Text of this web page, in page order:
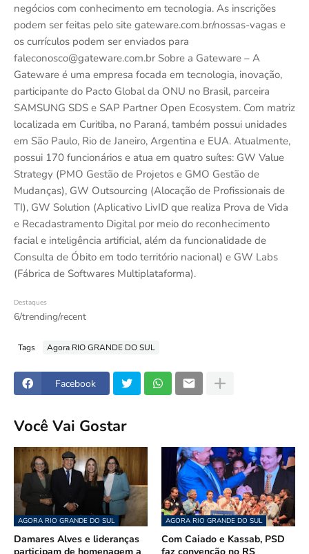
negócios com conhecimento em tecnologia. As inscrições
podem ser feitas pelo site gateware.com.br/nossas-vagas e
os currículos podem ser enviados para
faleconosco@gateware.com.br Sobre a Gateware – A
Gateware é uma empresa focada em tecnologia, inovação,
participante do Pacto Global da ONU no Brasil, parceira
SAMSUNG SDS e SAP Partner Open Ecosystem. Com matriz
localizada em Curitiba, no Paraná, também possui unidades
em São Paulo, Rio de Janeiro, Argentina e EUA. Atualmente,
possui 170 funcionários e atua em quatro suítes: GW Value
Strategy (PMO Gestão de Projetos e GMO Gestão de
Mudanças), GW Outsourcing (Alocação de Profissionais de
TI), GW Solution (Aplicativo LivID que realiza Prova de Vida
e Recadastramento Digital por meio do reconhecimento
facial e inteligência artificial, além da funcionalidade de
Consulta de Óbito em todo território nacional) e GW Labs
(Fábrica de Softwares Multiplataforma).
Destaques
6/trending/recent
Tags Agora RIO GRANDE DO SUL
Facebook
Você Vai Gostar
AGORA RIO GRANDE DO SUL
Damares Alves e lideranças
AGORA RIO GRANDE DO SUL
Com Caiado e Kassab, PSD